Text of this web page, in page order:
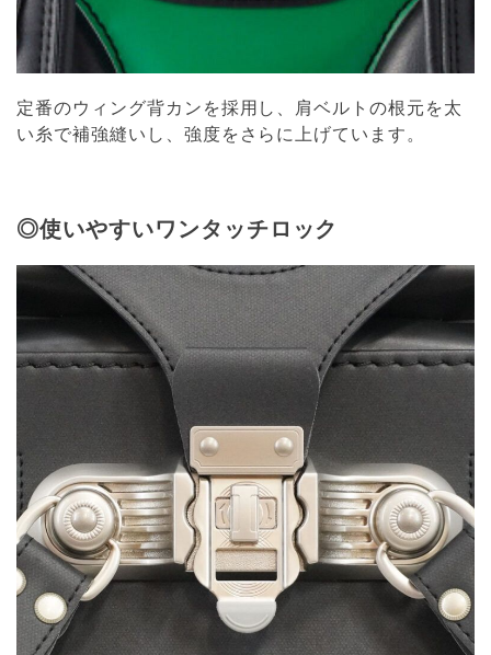
定番のウィング背カンを採用し、肩ベルトの根元を太
い糸で補強縫いし、強度をさらに上げています。
◎使いやすいワンタッチロック